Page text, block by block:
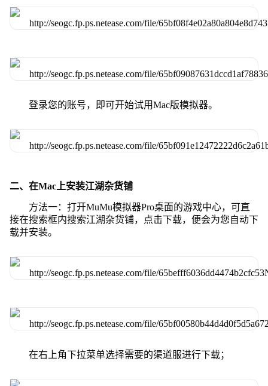
登录您的账号，即可开始试用Mac版模拟器。
二、在Mac上安装江湖杂货铺
方法一：打开MuMu模拟器Pro桌面的游戏中心，可直
接在搜索框内搜索江湖杂货铺，点击下载，便会为您自动下
载并安装。
在右上角下拉菜单选择需要的渠道服进行下载；